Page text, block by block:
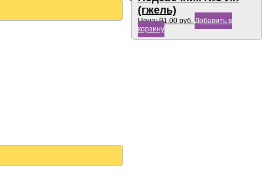
(гжель)
Цена:91.00руб. Добавить в
корзину